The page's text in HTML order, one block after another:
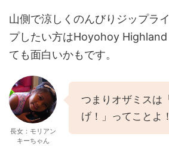
山側で涼しくのんびりジップラ
プしたい方はHoyohoy
ても面白いかもです。
長女：モリアン
キーちゃん
つまりオザミスは
げ！」ってことよ！